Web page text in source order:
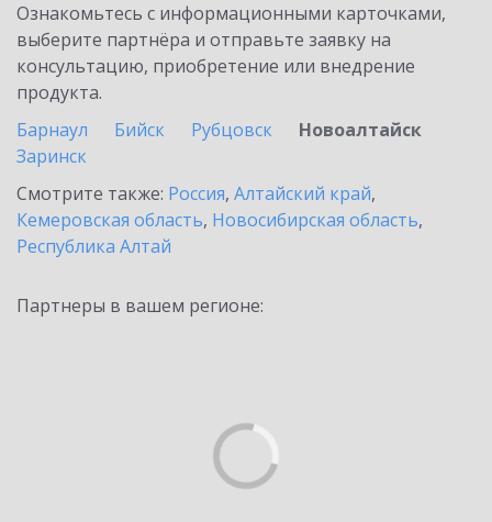
Ознакомьтесь с информационными карточками,
выберите партнёра и отправьте заявку на
консультацию, приобретение или внедрение
продукта.
Барнаул
Бийск Рубцовск
Новоалтайск
Заринск
Смотрите также: Россия, Алтайский край,
Кемеровская область, Новосибирская область,
Республика Алтай
Партнеры в вашем регионе: